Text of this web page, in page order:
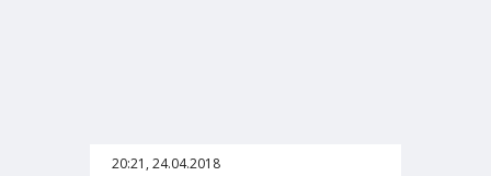
20:21, 24.04.2018